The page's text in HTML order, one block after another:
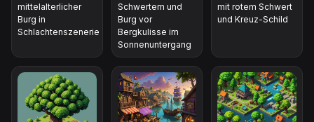
mittelalterlicher
Burg in
Schlachtenszenerie
Schwertern und
Burg vor
Bergkulisse im
Sonnenuntergang
mit rotem Schwert
und Kreuz-Schild